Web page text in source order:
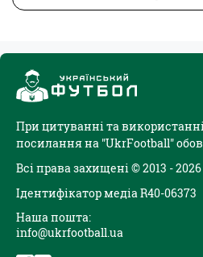
При цитуванні та
посилання на "UkrFootball"
Всі права захищені © 2013 -
Ідентифікатор медіа R40-06373
Наша пошта:
info@ukrfootball.ua